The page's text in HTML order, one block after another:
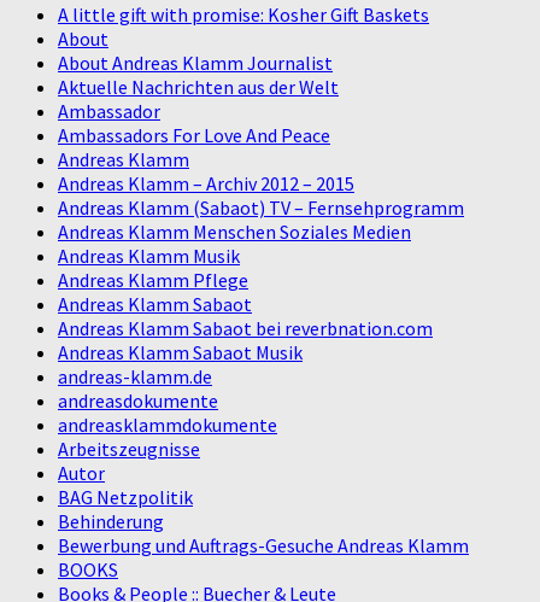
A little gift with promise: Kosher Gift Baskets
About
About Andreas Klamm Journalist
Aktuelle Nachrichten aus der Welt
Ambassador
Ambassadors For Love And Peace
Andreas Klamm
Andreas Klamm – Archiv 2012 – 2015
Andreas Klamm (Sabaot) TV – Fernsehprogramm
Andreas Klamm Menschen Soziales Medien
Andreas Klamm Musik
Andreas Klamm Pflege
Andreas Klamm Sabaot
Andreas Klamm Sabaot bei reverbnation.com
Andreas Klamm Sabaot Musik
andreas-klamm.de
andreasdokumente
andreasklammdokumente
Arbeitszeugnisse
Autor
BAG Netzpolitik
Behinderung
Bewerbung und Auftrags-Gesuche Andreas Klamm
BOOKS
Books & People :: Buecher & Leute